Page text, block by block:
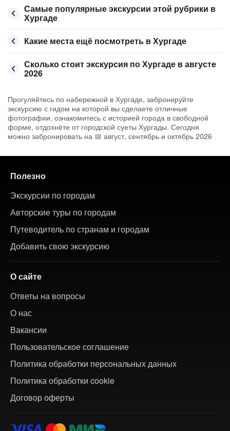
Самые популярные экскурсии этой рубрики в
Хургаде
Какие места ещё посмотреть в Хургаде
Сколько стоит экскурсия по Хургаде в августе
2026
Прогуляйтесь по набережной в Хургаде, забронируйте
экскурсию с гидом на которой вы сделаете отличные
фотографии, ознакомитесь с историей города в свободной
форме, отдохнёте от городской суеты Хургады. Сегодня
можно забронировать на 📅 август, сентябрь и октябрь 2026
Полезно
Экскурсии по городам
Авторские туры по городам
Путеводитель по странам и городам
Добавить свою экскурсию
О сайте
Ответы на вопросы
О нас
Вакансии
Пользовательское соглашение
Политика обработки персональных данных
Политика обработки cookie
Договор оферты